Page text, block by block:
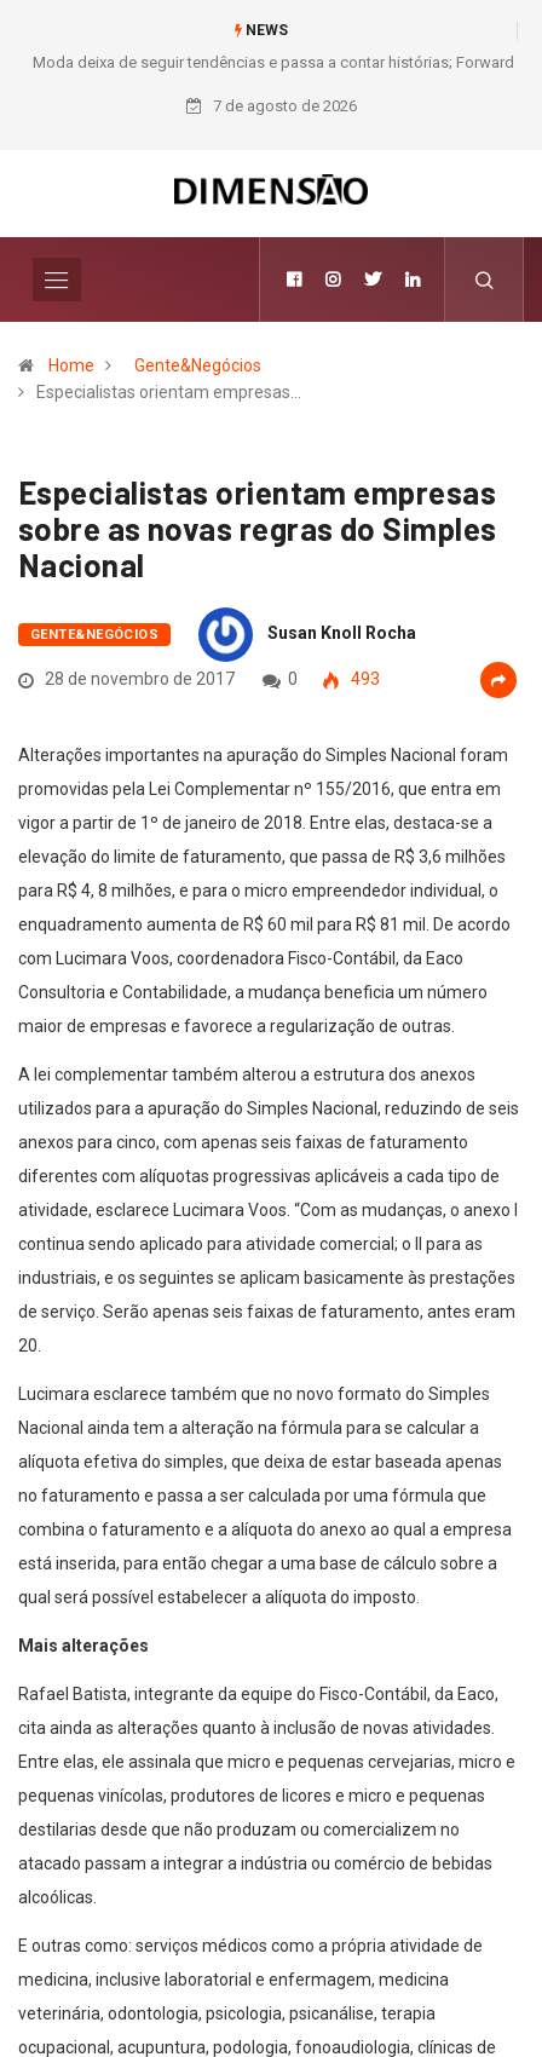
NEWS
Moda deixa de seguir tendências e passa a contar histórias; Forward
aposta na curadoria como novo luxo
7 de agosto de 2026
Home
Gente&Negócios
Especialistas orientam empresas…
Especialistas orientam empresas
sobre as novas regras do Simples
Nacional
GENTE&NEGÓCIOS Susan Knoll Rocha
28 de novembro de 2017 0 493
Alterações importantes na apuração do Simples Nacional foram
promovidas pela Lei Complementar nº 155/2016, que entra em
vigor a partir de 1º de janeiro de 2018. Entre elas, destaca-se a
elevação do limite de faturamento, que passa de R$ 3,6 milhões
para R$ 4, 8 milhões, e para o micro empreendedor individual, o
enquadramento aumenta de R$ 60 mil para R$ 81 mil. De acordo
com Lucimara Voos, coordenadora Fisco-Contábil, da Eaco
Consultoria e Contabilidade, a mudança beneficia um número
maior de empresas e favorece a regularização de outras.
A lei complementar também alterou a estrutura dos anexos
utilizados para a apuração do Simples Nacional, reduzindo de seis
anexos para cinco, com apenas seis faixas de faturamento
diferentes com alíquotas progressivas aplicáveis a cada tipo de
atividade, esclarece Lucimara Voos. “Com as mudanças, o anexo I
continua sendo aplicado para atividade comercial; o II para as
industriais, e os seguintes se aplicam basicamente às prestações
de serviço. Serão apenas seis faixas de faturamento, antes eram
20.
Lucimara esclarece também que no novo formato do Simples
Nacional ainda tem a alteração na fórmula para se calcular a
alíquota efetiva do simples, que deixa de estar baseada apenas
no faturamento e passa a ser calculada por uma fórmula que
combina o faturamento e a alíquota do anexo ao qual a empresa
está inserida, para então chegar a uma base de cálculo sobre a
qual será possível estabelecer a alíquota do imposto.
Mais alterações
Rafael Batista, integrante da equipe do Fisco-Contábil, da Eaco,
cita ainda as alterações quanto à inclusão de novas atividades.
Entre elas, ele assinala que micro e pequenas cervejarias, micro e
pequenas vinícolas, produtores de licores e micro e pequenas
destilarias desde que não produzam ou comercializem no
atacado passam a integrar a indústria ou comércio de bebidas
alcoólicas.
E outras como: serviços médicos como a própria atividade de
medicina, inclusive laboratorial e enfermagem, medicina
veterinária, odontologia, psicologia, psicanálise, terapia
ocupacional, acupuntura, podologia, fonoaudiologia, clínicas de